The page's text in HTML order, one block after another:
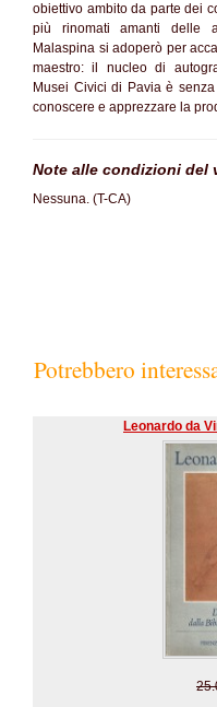
obiettivo ambito da parte dei
più rinomati amanti delle
Malaspina si adoperò per
maestro: il nucleo di
Musei Civici di Pavia è
conoscere e apprezzare la
Note alle condizioni del
Nessuna. (T-CA)
Potrebbero
Leonardo da